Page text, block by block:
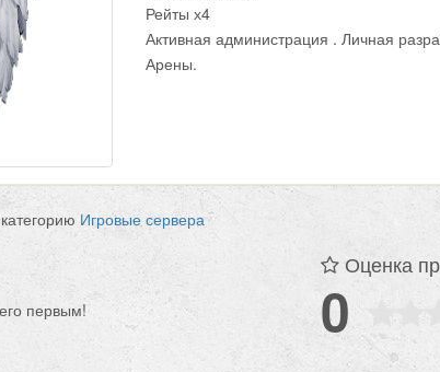
Рейты х4
Активная администрация . Личная
Арены.
Игровые сервера
первым!
Оценка
0